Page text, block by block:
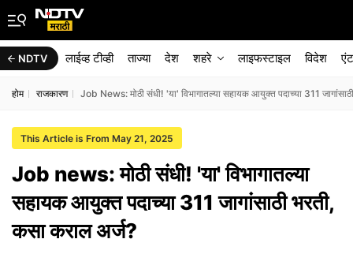
NDTV लाईव्ह टीव्ही ताज्या देश शहरे लाइफस्टाइल विदेश
होम राजकारण Job News: मोठी संधी! 'या' विभागातल्या सहायक आयुक्त पदाच्या 311
This Article is From May 21, 2025
Job news: मोठी संधी! 'या' विभागातल्या
सहायक आयुक्त पदाच्या 311 जागांसाठी भरती,
कसा कराल अर्ज?